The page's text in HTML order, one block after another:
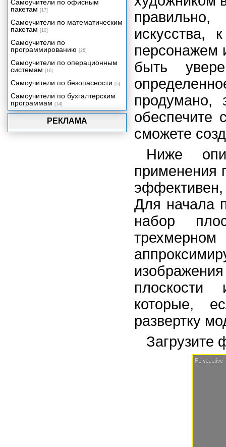
искусства,
персонажем
быть
продумано,
обеспечите
сможете
Ниже
применения
эффективен,
Для начала
набор
плоскости
которые,
развертку
Загрузите
РЕКЛАМА
помощью оболочек
Подготовка к анимации
Анимация на основе ключевых
Использование захвата движения
Сводим все вместе
Заключение
Самоучители по офисным
пакетам [17]
Самоучители по математическим
пакетам [10]
Самоучители по
программированию [26]
Самоучители по операционным
системам [16]
Самоучители по безопасности [5]
Самоучители по бухгалтерским
программам [14]